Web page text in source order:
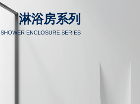
京东旗舰店
淋浴房系列
SHOWER ENCLOSURE SERIES